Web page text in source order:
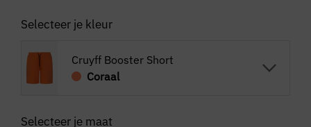
Selecteer je kleur
Cruyff Booster Short
Coraal